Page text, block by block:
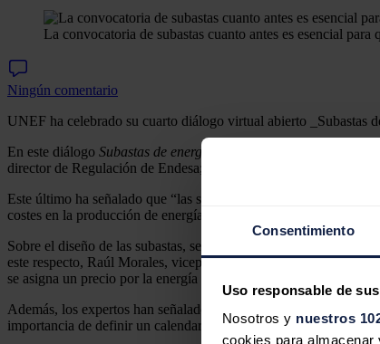
Consentimiento
Uso responsable de
Nosotros y nuestros
cookies para
La convocatoria de subastas cuanto antes es esencial
Ningún comentario
UNEF ha celebrado su cuarto diálogo virtual abierto _Subastas
En este diálogo Subastas de energías renovables ¿sí o no?
director de Regulación de Endesa; y
Este último ha señalado que “las subastas renovables son
costes en la producción de energía se traslade eficientemente a
Sobre el diseño de las subastas, se ha recordado la importancia
este respecto, Raúl Morales, vicepresidente de UNEF ha
se asigna un precio por la energía generada”.
Además, los expertos han señalado la necesidad de introducir
importancia de definir un calendario de subastas periódico con